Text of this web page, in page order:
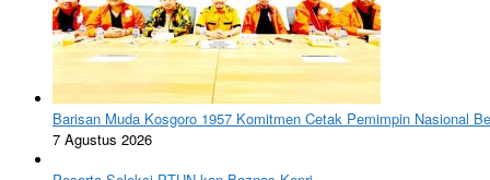
Barisan Muda Kosgoro 1957 Komitmen Cetak Pemimpin Nasional
7 Agustus 2026